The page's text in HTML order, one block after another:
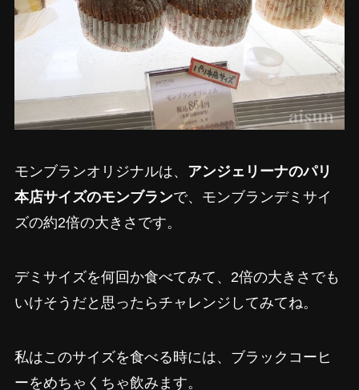
モンブランオリジナルは、 アンジェリーナのパリ
本店サイズのモンブランで、モンブランデミサイ
ズの約2倍の大きさです。
デミサイズを何回か食べてみて、2倍の大きさでも
いけそうだと思ったらチャレンジしてみてね。
私はこのサイズを食べる時には、ブラックコーヒ
ーをめちゃくちゃ飲みます。